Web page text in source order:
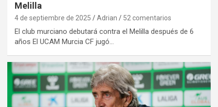
Melilla
4 de septiembre de 2025 Adrian 52 comentarios
El club murciano debutará contra el Melilla después de 6
años El UCAM Murcia CF jugó…